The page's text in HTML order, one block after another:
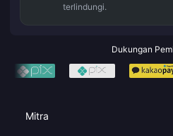
terlindungi.
Dukungan
Mitra